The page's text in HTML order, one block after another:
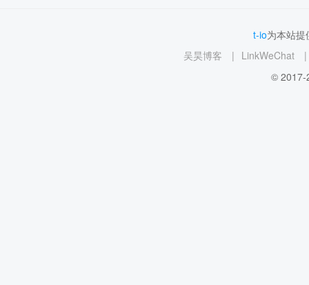
t-io为本站
吴昊博客
| LinkWeChat
|
© 2017-